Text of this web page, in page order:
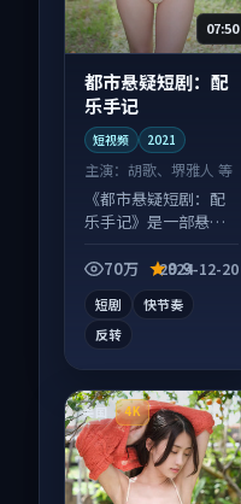
07:50
都市悬疑短剧：配
乐手记
短视频 2021
主演： 胡歌、堺雅人 等
《都市悬疑短剧：配
乐手记》是一部悬疑
质感在线，配乐与镜
70万 9.9
2024-12-20
短剧
快节奏
反转
美国 4K